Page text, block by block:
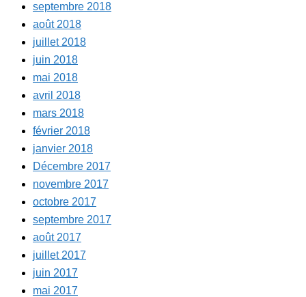
septembre 2018
août 2018
juillet 2018
juin 2018
mai 2018
avril 2018
mars 2018
février 2018
janvier 2018
Décembre 2017
novembre 2017
octobre 2017
septembre 2017
août 2017
juillet 2017
juin 2017
mai 2017